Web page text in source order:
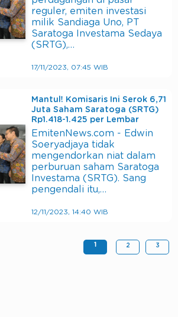
reguler, emiten investasi
milik Sandiaga Uno, PT
Saratoga Investama Sedaya
(SRTG),…
17/11/2023, 07:45 WIB
Mantul! Komisaris Ini Serok 6,71
Juta Saham Saratoga (SRTG)
Rp1.418-1.425 per Lembar
EmitenNews.com - Edwin
Soeryadjaya tidak
mengendorkan niat dalam
perburuan saham Saratoga
Investama (SRTG). Sang
pengendali itu,…
12/11/2023, 14:40 WIB
1 2 3